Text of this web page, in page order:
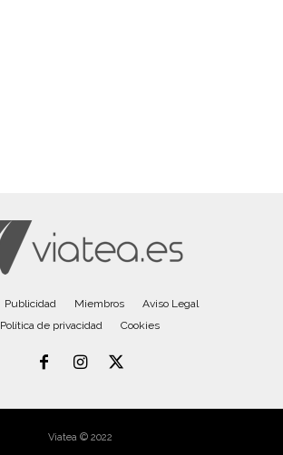
Publicidad Miembros
Aviso Legal
Política de privacidad
Cookies
Viatea © 2022